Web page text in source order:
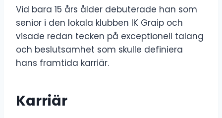
Vid bara 15 års ålder debuterade han som
senior i den lokala klubben IK Graip och
visade redan tecken på exceptionell talang
och beslutsamhet som skulle definiera
hans framtida karriär.
Karriär